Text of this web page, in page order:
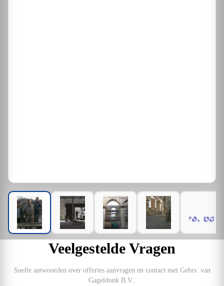
Veelgestelde Vragen
Snelle antwoorden over offertes aanvragen en contact met Gebrs. van
Gageldonk B.V..